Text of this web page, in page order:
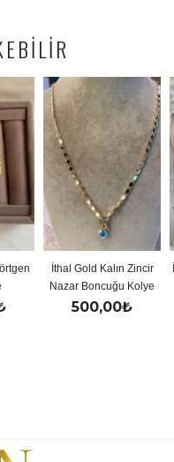
İthal Gold Kalın Zincir
Nazar Boncuğu Kolye
500,00₺